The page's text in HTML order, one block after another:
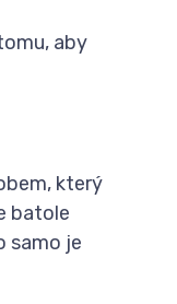
aby
který
batole
samo je